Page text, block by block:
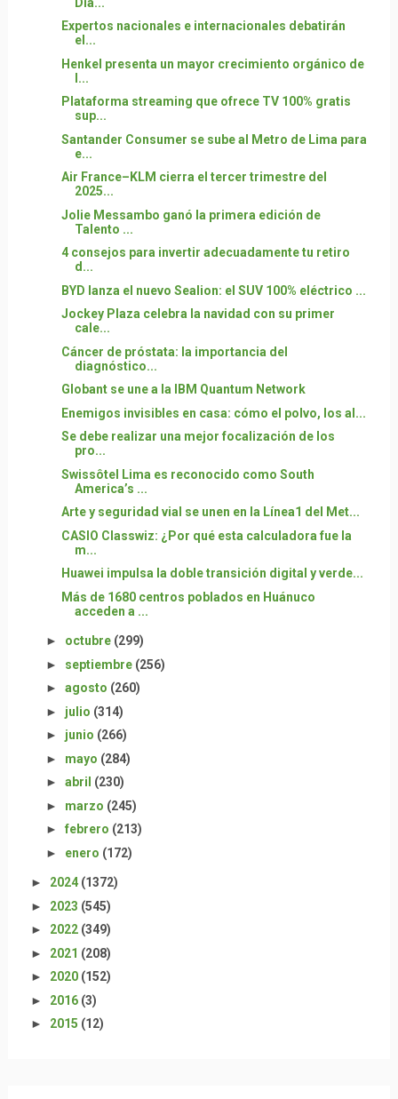
Expertos nacionales e internacionales debatirán
el...
Henkel presenta un mayor crecimiento orgánico de
l...
Plataforma streaming que ofrece TV 100% gratis
sup...
Santander Consumer se sube al Metro de Lima para
e...
Air France–KLM cierra el tercer trimestre del
2025...
Jolie Messambo ganó la primera edición de
Talento ...
4 consejos para invertir adecuadamente tu retiro
d...
BYD lanza el nuevo Sealion: el SUV 100% eléctrico ...
Jockey Plaza celebra la navidad con su primer
cale...
Cáncer de próstata: la importancia del
diagnóstico...
Globant se une a la IBM Quantum Network
Enemigos invisibles en casa: cómo el polvo, los al...
Se debe realizar una mejor focalización de los
pro...
Swissôtel Lima es reconocido como South
America’s ...
Arte y seguridad vial se unen en la Línea1 del Met...
CASIO Classwiz: ¿Por qué esta calculadora fue la
m...
Huawei impulsa la doble transición digital y verde...
Más de 1680 centros poblados en Huánuco
acceden a ...
► octubre (299)
► septiembre (256)
► agosto (260)
► julio (314)
► junio (266)
► mayo (284)
► abril (230)
► marzo (245)
► febrero (213)
► enero (172)
► 2024 (1372)
► 2023 (545)
► 2022 (349)
► 2021 (208)
► 2020 (152)
► 2016 (3)
► 2015 (12)